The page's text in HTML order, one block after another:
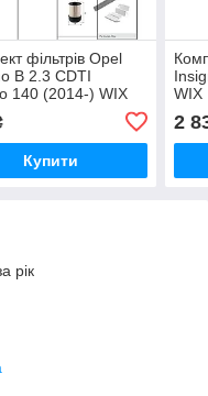
фільтрів Opel
B 2.3 CDTI
140 (2014-) WIX
Купити
WIX
2
рік